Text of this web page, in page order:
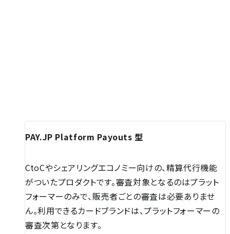
PAY.JP Platform Payouts 型
CtoCやシェアリングエコノミー向けの、精算代⾏機能
がついたプロダクトです。審査対象となるのはプラット
フォーマーのみで、販売者ごとの審査は必要ありませ
ん。利⽤できるカードブランドは、プラットフォーマーの
審査次第となります。